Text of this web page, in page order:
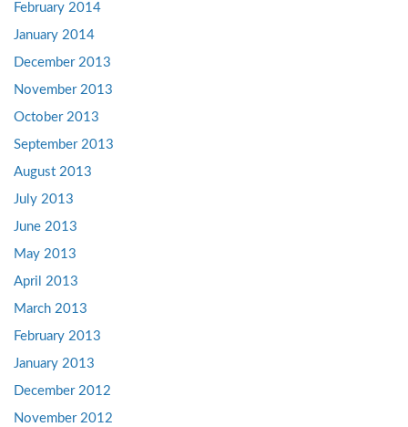
February 2014
January 2014
December 2013
November 2013
October 2013
September 2013
August 2013
July 2013
June 2013
May 2013
April 2013
March 2013
February 2013
January 2013
December 2012
November 2012